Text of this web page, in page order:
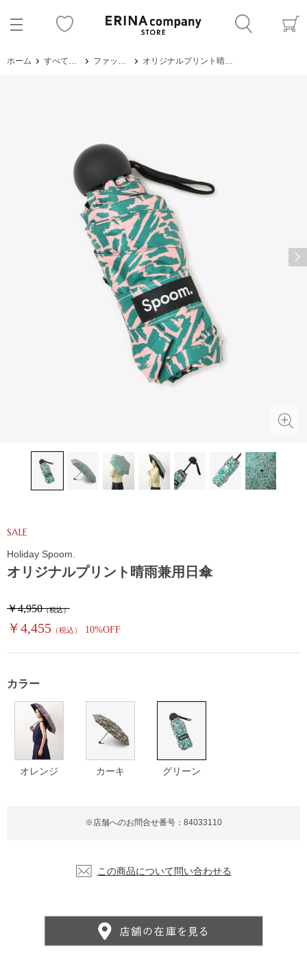
ホーム すべてのアイテム ファッション雑貨 オリジナルプリント晴雨兼用日傘
オリジナルプリント晴雨兼用日傘
SALE
￥4,950（税込）
￥4,455 （税込） 10%OFF
※店舗へのお問合せ番号：84033110
Holiday Spoom.
カラー
オレンジ カーキ グリーン
この商品について問い合わせる